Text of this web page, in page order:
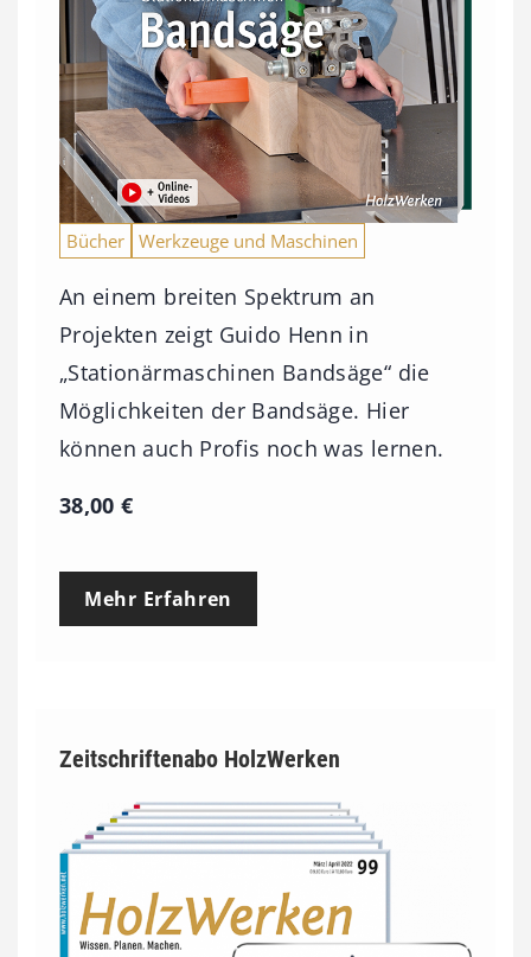
Bücher Werkzeuge und Maschinen
An einem breiten Spektrum an
Projekten zeigt Guido Henn in
„Stationärmaschinen Bandsäge“ die
Möglichkeiten der Bandsäge. Hier
können auch Profis noch was lernen.
38,00€
Mehr Erfahren
Zeitschriftenabo HolzWerken